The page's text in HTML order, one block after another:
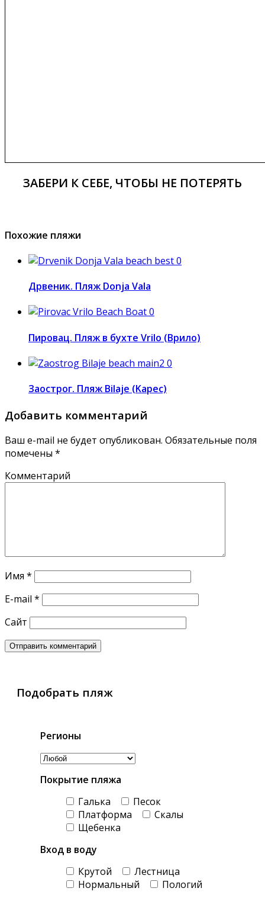
ЗАБЕРИ К СЕБЕ, ЧТОБЫ НЕ ПОТЕРЯТЬ
Похожие пляжи
0
Дрвеник. Пляж Donja Vala
0
Пировац. Пляж в бухте Vrilo (Врило)
0
Заострог. Пляж Bilaje (Kapec)
Добавить комментарий
Ваш e-mail не будет опубликован. Обязательные поля
помечены *
Комментарий
Имя *
E-mail *
Сайт
Подобрать пляж
Регионы
Покрытие пляжа
Галька
Песок
Платформа
Скалы
Щебенка
Вход в воду
Крутой
Лестница
Нормальный
Пологий